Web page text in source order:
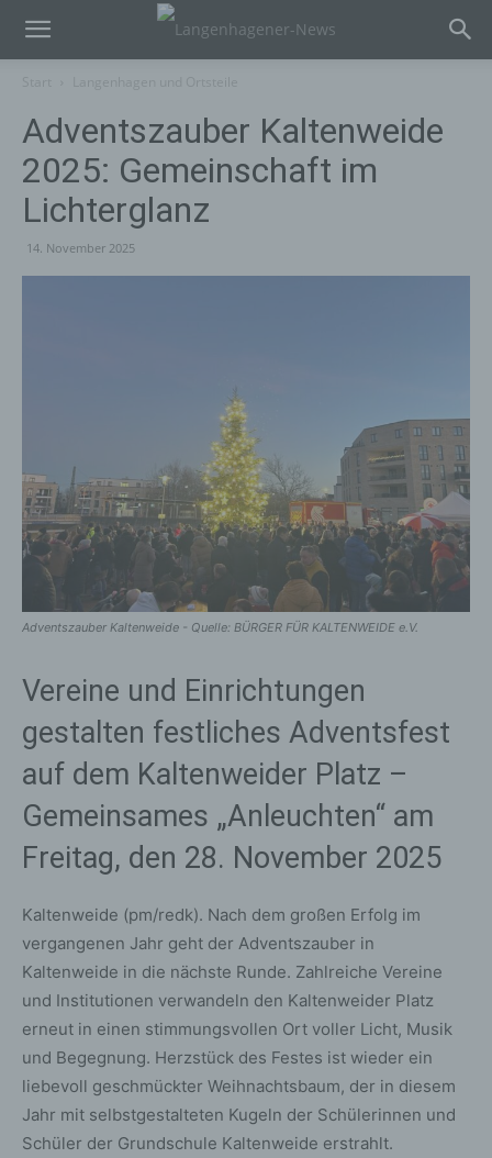
Adventszauber Kaltenweide
2025: Gemeinschaft im
Lichterglanz
14. November 2025
Adventszauber Kaltenweide - Quelle: BÜRGER FÜR KALTENWEIDE e.V.
Vereine und Einrichtungen
gestalten festliches Adventsfest
auf dem Kaltenweider Platz –
Gemeinsames „Anleuchten“ am
Freitag, den 28. November 2025
Kaltenweide (pm/redk). Nach dem großen Erfolg im
vergangenen Jahr geht der Adventszauber in
Kaltenweide in die nächste Runde. Zahlreiche Vereine
und Institutionen verwandeln den Kaltenweider Platz
erneut in einen stimmungsvollen Ort voller Licht, Musik
und Begegnung. Herzstück des Festes ist wieder ein
liebevoll geschmückter Weihnachtsbaum, der in diesem
Jahr mit selbstgestalteten Kugeln der Schülerinnen und
Schüler der Grundschule Kaltenweide erstrahlt.